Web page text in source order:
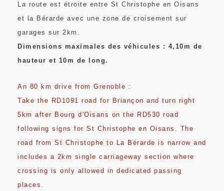
La route est étroite entre St Christophe en Oisans
et la Bérarde avec une zone de croisement sur
garages sur 2km.
Dimensions maximales des véhicules : 4,10m de
hauteur et 10m de long.
An 80 km drive from Grenoble :
Take the RD1091 road for Briançon and turn right
5km after Bourg d'Oisans on the RD530 road
following signs for St Christophe en Oisans. The
road from St Christophe to La Bérarde is narrow and
includes a 2km single carriageway section where
crossing is only allowed in dedicated passing
places.